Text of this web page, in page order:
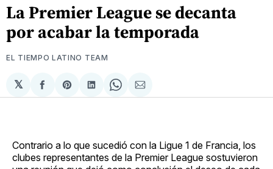
La Premier League se decanta
por acabar la temporada
EL TIEMPO LATINO TEAM
𝕏
Compartir
en
Share
on
Compartir
en
Share
on
Compartir
via
Contrario a lo que sucedió con la Ligue 1 de Francia, los
clubes representantes de la Premier League sostuvieron